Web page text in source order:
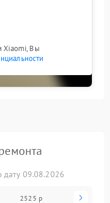
Xiaomi, Вы
09.08.2026
2525 р